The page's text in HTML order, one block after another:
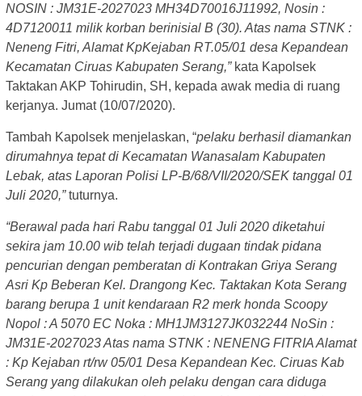
NOSIN : JM31E-2027023 MH34D70016J11992, Nosin :
4D7120011 milik korban berinisial B (30). Atas nama STNK :
Neneng Fitri, Alamat KpKejaban RT.05/01 desa Kepandean
Kecamatan Ciruas Kabupaten Serang,”kata Kapolsek
Taktakan AKP Tohirudin, SH, kepada awak media di ruang
kerjanya. Jumat (10/07/2020).
Tambah Kapolsek menjelaskan, “pelaku berhasil diamankan
dirumahnya tepat di Kecamatan Wanasalam Kabupaten
Lebak, atas Laporan Polisi LP-B/68/VII/2020/SEK tanggal 01
Juli 2020,”tuturnya.
“Berawal pada hari Rabu tanggal 01 Juli 2020 diketahui
sekira jam 10.00 wib telah terjadi dugaan tindak pidana
pencurian dengan pemberatan di Kontrakan Griya Serang
Asri Kp Beberan Kel. Drangong Kec. Taktakan Kota Serang
barang berupa 1 unit kendaraan R2 merk honda Scoopy
Nopol : A 5070 EC Noka : MH1JM3127JK032244 NoSin :
JM31E-2027023 Atas nama STNK : NENENG FITRIA Alamat
: Kp Kejaban rt/rw 05/01 Desa Kepandean Kec. Ciruas Kab
Serang yang dilakukan oleh pelaku dengan cara diduga